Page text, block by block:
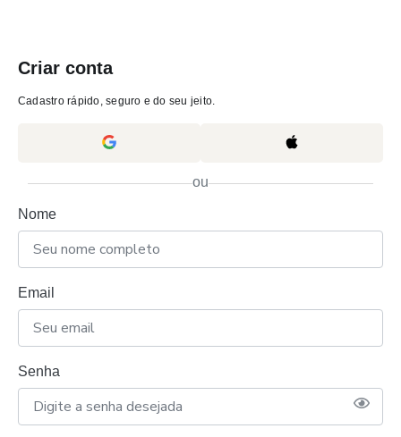
Criar conta
Cadastro rápido, seguro e do seu jeito.
ou
Nome
Email
Senha